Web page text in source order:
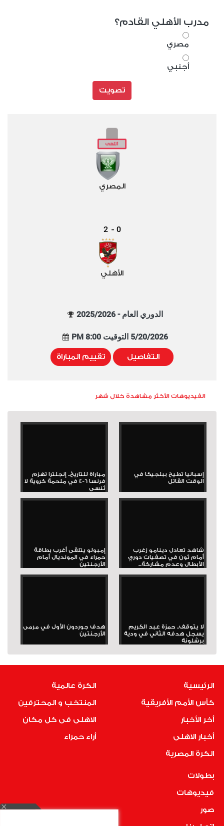
مدرب الأهلي القادم؟
مصري
أجنبي
تصويت
المصري
0
-
2
الأهلي
الدوري العام - 2025/2026
5/20/2026 التوقيت 8:00 PM
التفاصيل تقييم المباراة
الفيديوهات الأكثر مشاهدة خلال شهر
إسبانيا تطيح ببلجيكا في
الوقت القاتل
مباراة للتاريخ.. إنجلترا تهزم
فرنسا 6-4 في ملحمة كروية لا
تُنسى
شاهد تعادل دينامو زغرب
أمام ثون في تصفيات دوري
الأبطال وعدم مشاركة...
إمبولو يتلقى أغرب بطاقة
حمراء في المونديال أمام
الأرجنتين
لا يتوقف.. حمزة عبد الكريم
يسجل هدفه الثاني في ودية
برشلونة
هدف جوردون الأول في مرمى
الأرجنتين
الرئيسية
كأس الأمم الأفريقية
أخر الأخبار
أخبار الاهلى
الكرة المصرية
الكرة عالمية
المنتخب و المحترفين
الاهلى فى كل مكان
أراء حمراء
بطولات
فيديوهات
صور